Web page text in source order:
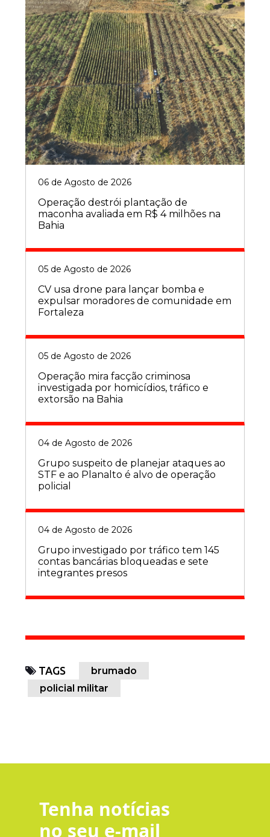
06 de Agosto de 2026
Operação destrói plantação de
maconha avaliada em R$ 4 milhões na
Bahia
05 de Agosto de 2026
CV usa drone para lançar bomba e
expulsar moradores de comunidade em
Fortaleza
05 de Agosto de 2026
Operação mira facção criminosa
investigada por homicídios, tráfico e
extorsão na Bahia
04 de Agosto de 2026
Grupo suspeito de planejar ataques ao
STF e ao Planalto é alvo de operação
policial
04 de Agosto de 2026
Grupo investigado por tráfico tem 145
contas bancárias bloqueadas e sete
integrantes presos
TAGS
brumado
policial militar
Tenha notícias
no seu e-mail